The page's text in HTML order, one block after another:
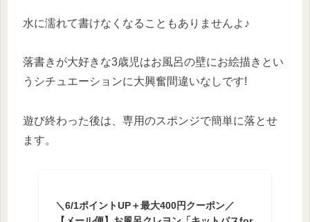
水に濡れて書けなくなることもありませんよ♪
落書きが大好きな3歳児はお風呂の壁にお絵描きとい
うシチュエーションに大興奮間違いなしです!
遊び終わった後は、専用のスポンジで簡単に落とせ
ます。
＼6/1ポイントUP＋最大400円クーポン／